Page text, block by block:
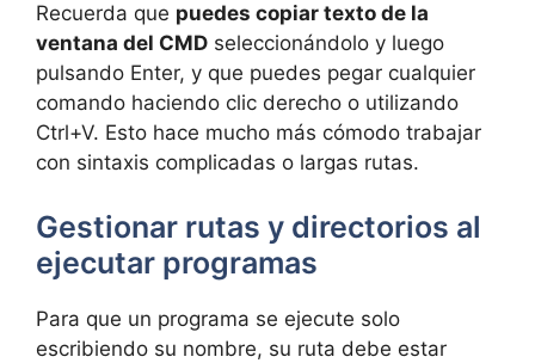
Recuerda que puedes copiar texto de la
ventana del CMD seleccionándolo y luego
pulsando Enter, y que puedes pegar cualquier
comando haciendo clic derecho o utilizando
Ctrl+V. Esto hace mucho más cómodo trabajar
con sintaxis complicadas o largas rutas.
Gestionar rutas y directorios al
ejecutar programas
Para que un programa se ejecute solo
escribiendo su nombre, su ruta debe estar